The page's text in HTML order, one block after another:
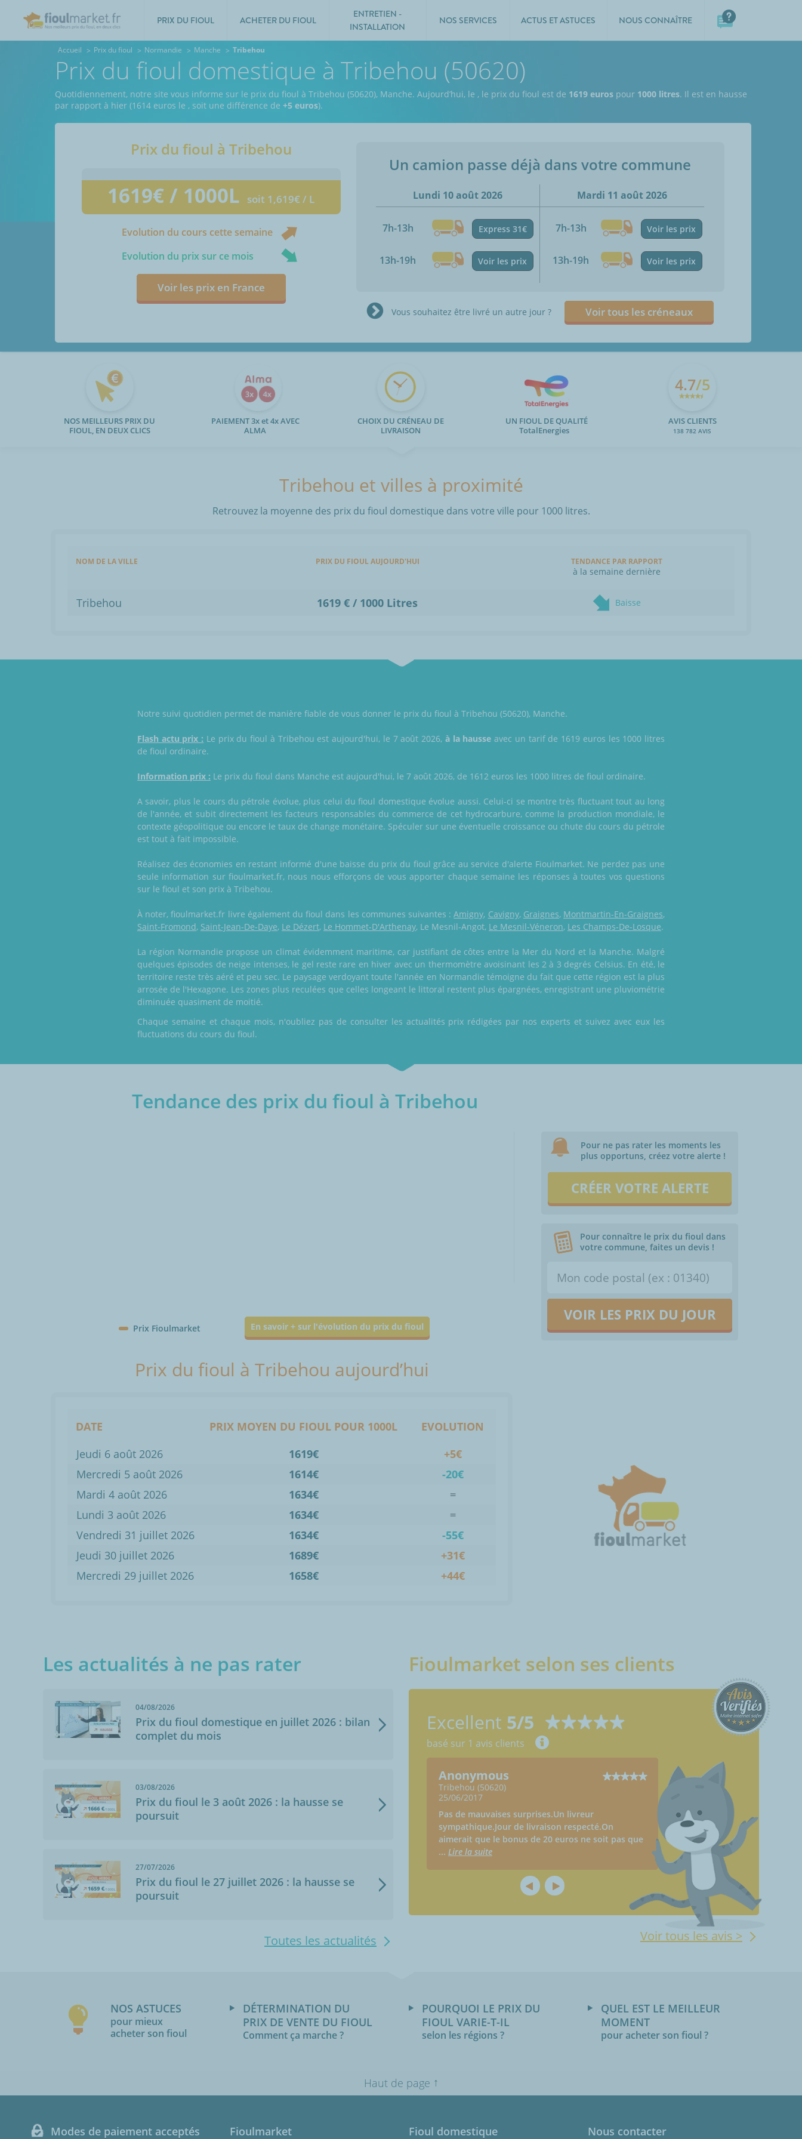
PRIX DU FIOUL ACHETER DU FIOUL
ENTRETIEN -
INSTALLATION
NOS SERVICES ACTUS ET ASTUCES NOUS CONNAÎTRE
Accueil Prix du fioul Normandie Manche Tribehou
Prix du fioul domestique à Tribehou (50620)
Quotidiennement, notre site vous informe sur le prix du fioul à Tribehou (50620), Manche. Aujourd’hui, le , le prix du fioul est de 1619 euros pour 1000 litres. Il est en hausse
par rapport à hier (1614 euros le , soit une différence de +5 euros).
Prix du fioul à Tribehou
1619€ / 1000L soit 1,619€ / L
Evolution du cours cette semaine
Evolution du prix sur ce mois
Voir les prix en France
Un camion passe déjà dans votre commune
Lundi 10 août 2026
7h-13h Express 31€
13h-19h Voir les prix
Mardi 11 août 2026
7h-13h Voir les prix
13h-19h Voir les prix
Vous souhaitez être livré un autre jour ? Voir tous les créneaux
NOS MEILLEURS PRIX DU
FIOUL, EN DEUX CLICS
PAIEMENT 3x et 4x AVEC
ALMA
CHOIX DU CRÉNEAU DE
LIVRAISON
UN FIOUL DE QUALITÉ
TotalEnergies
4.7/5
AVIS CLIENTS
138 782 AVIS
Tribehou et villes à proximité
Retrouvez la moyenne des prix du fioul domestique dans votre ville pour 1000 litres.
NOM DE LA VILLE PRIX DU FIOUL AUJOURD'HUI TENDANCE PAR RAPPORT
à la semaine dernière
Tribehou 1619 € / 1000 Litres Baisse
Notre suivi quotidien permet de manière fiable de vous donner le prix du fioul à Tribehou (50620), Manche.
Flash actu prix : Le prix du fioul à Tribehou est aujourd'hui, le 7 août 2026, à la hausse avec un tarif de 1619 euros les 1000 litres
de fioul ordinaire.
Information prix : Le prix du fioul dans Manche est aujourd'hui, le 7 août 2026, de 1612 euros les 1000 litres de fioul ordinaire.
A savoir, plus le cours du pétrole évolue, plus celui du fioul domestique évolue aussi. Celui-ci se montre très fluctuant tout au long
de l'année, et subit directement les facteurs responsables du commerce de cet hydrocarbure, comme la production mondiale, le
contexte géopolitique ou encore le taux de change monétaire. Spéculer sur une éventuelle croissance ou chute du cours du pétrole
est tout à fait impossible.
Réalisez des économies en restant informé d'une baisse du prix du fioul grâce au service d'alerte Fioulmarket. Ne perdez pas une
seule information sur fioulmarket.fr, nous nous efforçons de vous apporter chaque semaine les réponses à toutes vos questions
sur le fioul et son prix à Tribehou.
À noter, fioulmarket.fr livre également du fioul dans les communes suivantes :Amigny, Cavigny, Graignes, Montmartin-En-Graignes,
Saint-Fromond, Saint-Jean-De-Daye, Le Dézert, Le Hommet-D'Arthenay, Le Mesnil-Angot, Le Mesnil-Véneron, Les Champs-De-Losque.
La région Normandie propose un climat évidemment maritime, car justifiant de côtes entre la Mer du Nord et la Manche. Malgré
quelques épisodes de neige intenses, le gel reste rare en hiver avec un thermomètre avoisinant les 2 à 3 degrés Celsius. En été, le
territoire reste très aéré et peu sec. Le paysage verdoyant toute l'année en Normandie témoigne du fait que cette région est la plus
arrosée de l'Hexagone. Les zones plus reculées que celles longeant le littoral restent plus épargnées, enregistrant une pluviométrie
diminuée quasiment de moitié.
Chaque semaine et chaque mois, n'oubliez pas de consulter les actualités prix rédigées par nos experts et suivez avec eux les
fluctuations du cours du fioul.
Tendance des prix du fioul à Tribehou
Prix Fioulmarket En savoir + sur l'évolution du prix du fioul
Pour ne pas rater les moments les
plus opportuns, créez votre alerte !
CRÉER VOTRE ALERTE
Pour connaître le prix du fioul dans
votre commune, faites un devis !
VOIR LES PRIX DU JOUR
Prix du fioul à Tribehou aujourd’hui
DATE PRIX MOYEN DU FIOUL POUR 1000L
EVOLUTION
Jeudi 6 août 2026
1619€
+5€
Mercredi 5 août 2026
1614€
-20€
Mardi 4 août 2026
1634€
=
Lundi 3 août 2026
1634€
=
Vendredi 31 juillet 2026
1634€
-55€
Jeudi 30 juillet 2026
1689€
+31€
Mercredi 29 juillet 2026
1658€ +44€
Les actualités à ne pas rater
04/08/2026
Prix du fioul domestique en juillet 2026 : bilan
complet du mois
03/08/2026
Prix du fioul le 3 août 2026 : la hausse se
poursuit
27/07/2026
Prix du fioul le 27 juillet 2026 : la hausse se
poursuit
Toutes les actualités
Fioulmarket selon ses clients
Excellent 5/5
basé sur 1 avis clients
Voir tous les avis >
Anonymous
Tribehou (50620)
25/06/2017
Pas de mauvaises surprises.Un livreur
sympathique.Jour de livraison respecté.On
aimerait que le bonus de 20 euros ne soit pas que
... Lire la suite
NOS ASTUCES
pour mieux
acheter son fioul
DÉTERMINATION DU
PRIX DE VENTE DU FIOUL
Comment ça marche ?
POURQUOI LE PRIX DU
FIOUL VARIE-T-IL
selon les régions ?
QUEL EST LE MEILLEUR
MOMENT
pour acheter son fioul ?
Haut de page ↑
Modes de paiement acceptés Fioulmarket Fioul domestique Nous contacter